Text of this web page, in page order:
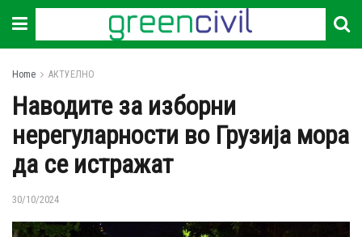
Home АКТУЕЛНО
Наводите за изборни
нерегуларности во Грузија мора
да се истражат
30/10/2024